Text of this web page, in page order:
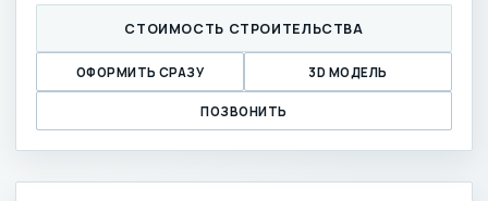
СТОИМОСТЬ СТРОИТЕЛЬСТВА
ОФОРМИТЬ СРАЗУ 3D МОДЕЛЬ
ПОЗВОНИТЬ